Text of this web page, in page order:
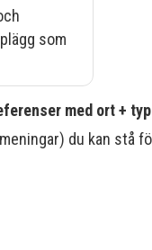
som
med ort +
du kan stå